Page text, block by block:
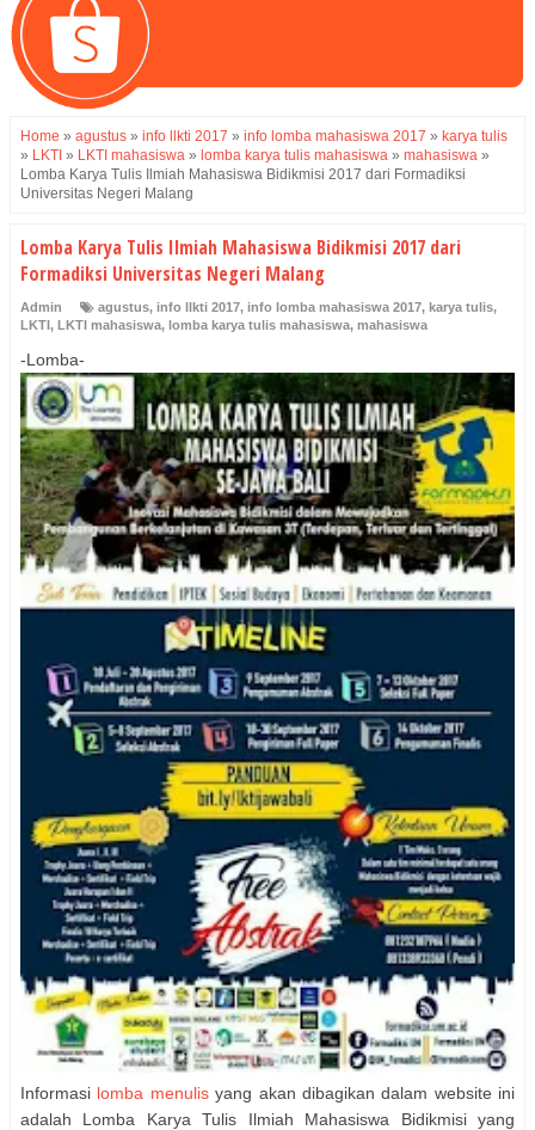
Home » agustus » info llkti 2017 » info lomba mahasiswa 2017 » karya tulis
» LKTI » LKTI mahasiswa » lomba karya tulis mahasiswa » mahasiswa »
Lomba Karya Tulis Ilmiah Mahasiswa Bidikmisi 2017 dari Formadiksi
Universitas Negeri Malang
Lomba Karya Tulis Ilmiah Mahasiswa Bidikmisi 2017 dari
Formadiksi Universitas Negeri Malang
Admin agustus, info llkti 2017, info lomba mahasiswa 2017, karya tulis,
LKTI, LKTI mahasiswa, lomba karya tulis mahasiswa, mahasiswa
-Lomba-
Informasi lomba menulisyang akan dibagikan dalam website ini
adalah Lomba Karya Tulis Ilmiah Mahasiswa Bidikmisi yang